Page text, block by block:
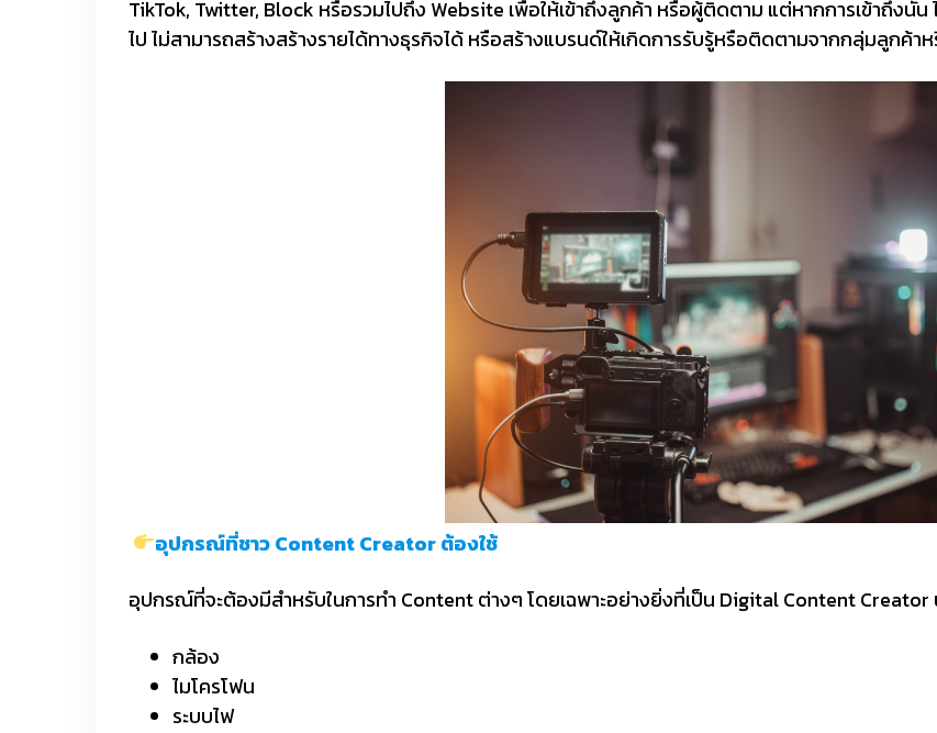
TikTok, Twitter, Block หรือรวมไปถึง Website เพื่อให้เข้าถึงลูกค้า หรือผู้ติดตาม แต่หากการเข้าถึงนั้
ไป ไม่สามารถสร้างสร้างรายได้ทางธุรกิจได้ หรือสร้างแบรนด์ให้เกิดการรับรู้หรือติดตามจากกลุ่มลูกค้า
อุปกรณ์ที่ชาว Content Creator ต้องใช้
อุปกรณ์ที่จะต้องมีสำหรับในการทำ Content ต่างๆ โดยเฉพาะอย่างยิ่งที่เป็น Digital Content Creator
กล้อง
ไมโครโฟน
ระบบไฟ